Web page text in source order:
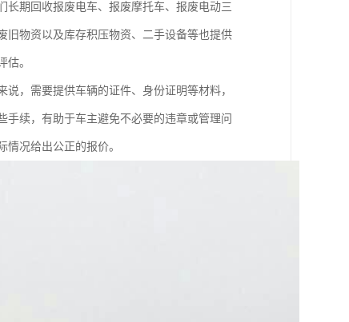
长期回收报废电车、报废摩托车、报废电动三
旧物资以及库存积压物资、二手设备等也提供
估。
，需要提供车辆的证件、身份证明等材料，
续，有助于车主避免不必要的违章或管理问
况给出公正的报价。